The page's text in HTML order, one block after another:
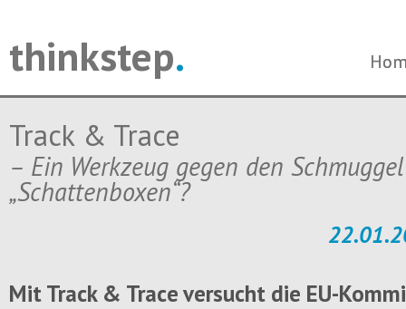
thinkstep.
Track & Trace
– Ein Werkzeug gegen den
„Schattenboxen“?
Mit Track & Trace versucht die EU-